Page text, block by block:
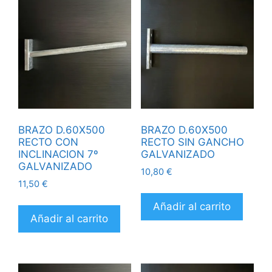
BRAZO D.60X500
RECTO CON
INCLINACION 7º
GALVANIZADO
11,50 €
Añadir al carrito
BRAZO D.60X500
RECTO SIN GANCHO
GALVANIZADO
10,80 €
Añadir al carrito